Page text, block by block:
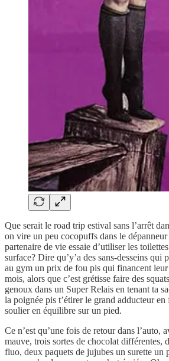
Que serait le road trip estival sans l’arrêt
on vire un peu cocopuffs dans le
partenaire de vie essaie d’utiliser les
surface? Dire qu’y’a des sans-desseins qui
au gym un prix de fou pis qui financent
mois, alors que c’est grétisse faire des
genoux dans un Super Relais en tenant ta
la poignée pis t’étirer le grand adducteur
soulier en équilibre sur un pied.
Ce n’est qu’une fois de retour dans l’auto,
mauve, trois sortes de chocolat différentes,
fluo, deux paquets de jujubes un surette un